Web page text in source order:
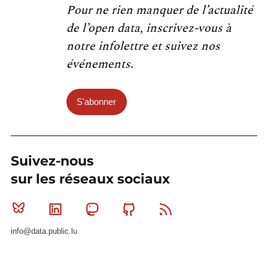
Pour ne rien manquer de l’actualité
de l’open data, inscrivez-vous à
notre infolettre et suivez nos
événements.
S'abonner
Suivez-nous
sur les réseaux sociaux
Bluesky Linkedin MastodonGithub
info@data.public.lu